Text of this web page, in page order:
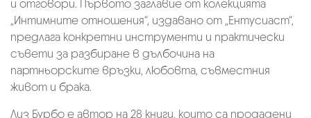
и отговори. Първото заглавие от колекцията
„Интимните отношения“, издавано от „Ентусиаст“,
предлага конкретни инструменти и практически
съвети за разбиране в дълбочина на
партньорските връзки, любовта, съвместния
живот и брака.
Лиз Бурбо е автор на 28 книги, които са продадени